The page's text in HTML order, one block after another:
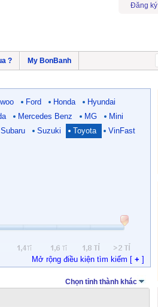
Đăng ký
? My BonBanh
Ford Honda
Hyundai
Mercedes Benz MG
Mini
Subaru Suzuki Toyota
VinFast
Mở rộng điều kiện tìm kiếm [ + ]
Chọn tỉnh thành khác